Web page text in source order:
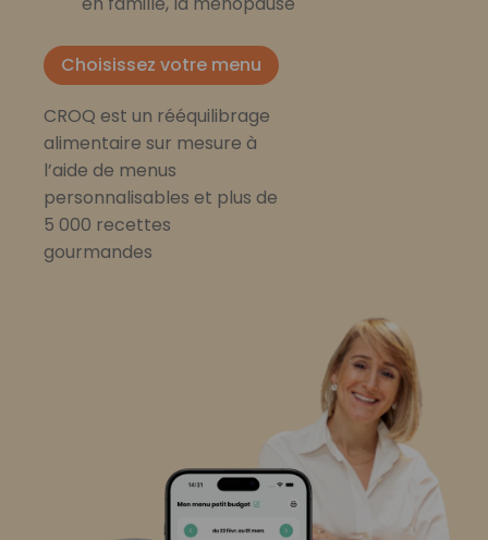
Choisissez votre menu
CROQ est un rééquilibrage
alimentaire sur mesure à
l’aide de menus
personnalisables et plus de
5 000 recettes
gourmandes